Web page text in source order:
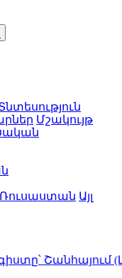
Մշակույթ
Ռուսաստան Այլ
Շանհայում